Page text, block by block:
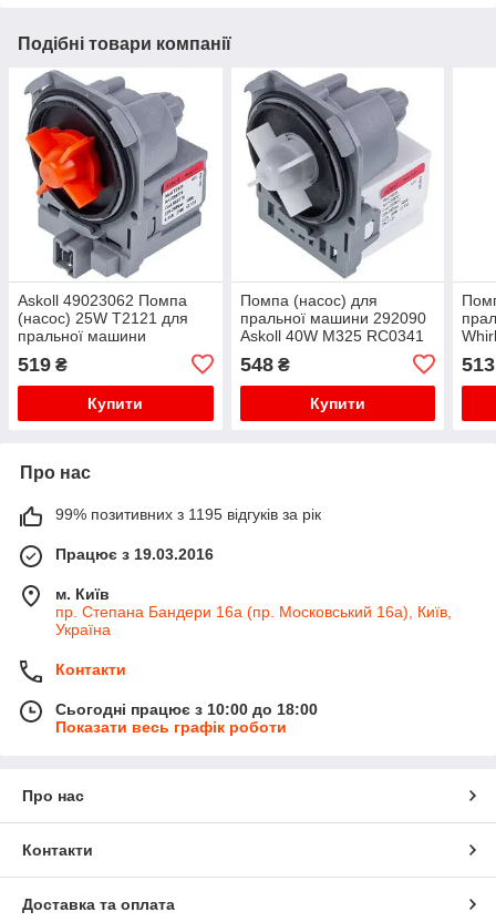
Подібні товари компанії
Askoll 49023062 Помпа
(насос) 25W T2121 для
пральної машини
519 ₴
Купити
Помпа (насос) для
пральної машини 292090
Askoll 40W M325 RC0341
548₴
Купити
513
Про нас
99% позитивних з 1195 відгуків за рік
Працює з 19.03.2016
м. Київ
пр. Степана Бандери 16а (пр. Московський 16а), Київ,
Україна
Контакти
Сьогодні працює з 10:00 до 18:00
Показати весь графік роботи
Про нас
Контакти
Доставка та оплата